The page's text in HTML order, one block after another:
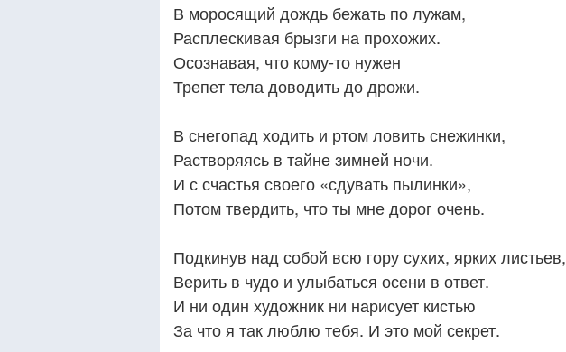
В моросящий дождь бежать по лужам,
Расплескивая брызги на прохожих.
Осознавая, что кому-то нужен
Трепет тела доводить до дрожи.
В снегопад ходить и ртом ловить снежинки,
Растворяясь в тайне зимней ночи.
И с счастья своего «сдувать пылинки»,
Потом твердить, что ты мне дорог очень.
Подкинув над собой всю гору сухих, ярких листьев,
Верить в чудо и улыбаться осени в ответ.
И ни один художник ни нарисует кистью
За что я так люблю тебя. И это мой секрет.